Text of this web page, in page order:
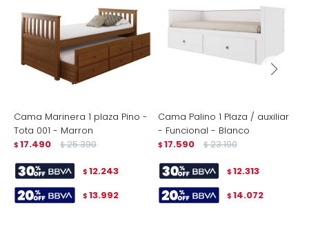
Cama Marinera 1 plaza Pino -
Tota 001 - Marron
$ 17.490 $ 25.390
$ 12.243
$ 13.992
Cama Palino 1 Plaza / auxiliar
- Funcional - Blanco
$ 17.590 $ 23.190
$ 12.313
$ 14.072